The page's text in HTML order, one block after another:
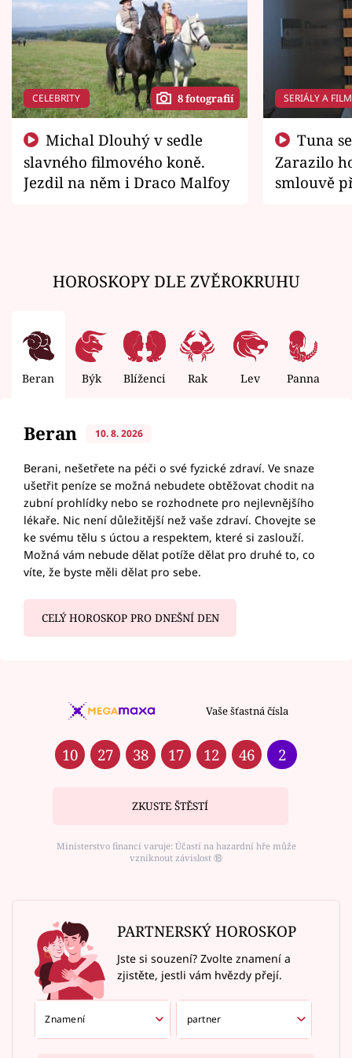
CELEBRITY 8 fotografií
slavného filmového koně.
Jezdil na něm i Draco Malfoy
SERIÁLY A
Zarazilo
smlouvě
HOROSKOPY DLE ZVĚROKRUHU
Beran Býk Blíženci Rak Lev Panna
Beran 10. 8. 2026
Berani, nešetřete na péči o své fyzické zdraví. Ve snaze
ušetřit peníze se možná nebudete obtěžovat chodit na
zubní prohlídky nebo se rozhodnete pro nejlevnějšího
lékaře. Nic není důležitější než vaše zdraví. Chovejte se
ke svému tělu s úctou a respektem, které si zaslouží.
Možná vám nebude dělat potíže dělat pro druhé to, co
víte, že byste měli dělat pro sebe.
CELÝ HOROSKOP PRO DNEŠNÍ DEN
Vaše šťastná čísla
10 27 38 17 12 46 2
ZKUSTE ŠTĚSTÍ
Ministerstvo financí varuje: Účastí na hazardní hře může
vzniknout závislost ⑱
PARTNERSKÝ HOROSKOP
Jste si souzení? Zvolte znamení a
zjistěte, jestli vám hvězdy přejí.